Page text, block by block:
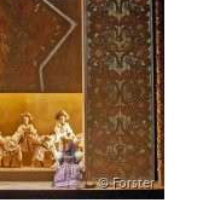
© Forster